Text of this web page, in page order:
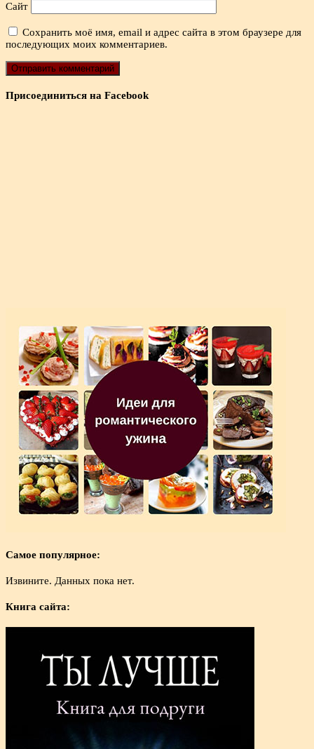
Сайт
Сохранить моё имя, email и адрес сайта в этом браузере для
последующих моих комментариев.
Присоединиться на Facebook
Самое популярное:
Извините. Данных пока нет.
Книга сайта: